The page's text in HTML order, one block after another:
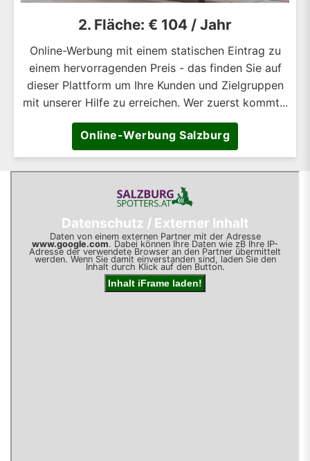
2. Fläche: € 104 / Jahr
Online-Werbung mit einem statischen Eintrag zu
einem hervorragenden Preis - das finden Sie auf
dieser Plattform um Ihre Kunden und Zielgruppen
mit unserer Hilfe zu erreichen. Wer zuerst kommt...
Online-Werbung Salzburg